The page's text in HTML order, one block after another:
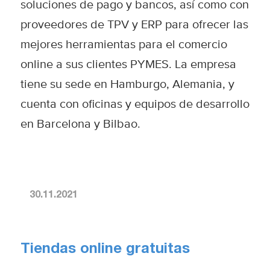
soluciones de pago y bancos, así como con
proveedores de TPV y ERP para ofrecer las
mejores herramientas para el comercio
online a sus clientes PYMES. La empresa
tiene su sede en Hamburgo, Alemania, y
cuenta con oficinas y equipos de desarrollo
en Barcelona y Bilbao.
30.11.2021
Tiendas online gratuitas